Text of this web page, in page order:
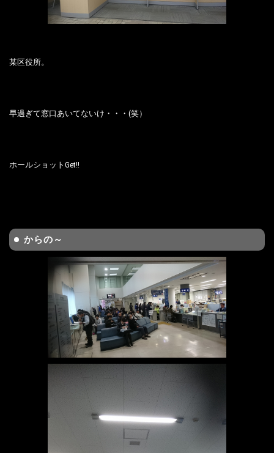
某区役所。
早過ぎて窓口あいてないけ・・・(笑）
ホールショットGet!!
からの～